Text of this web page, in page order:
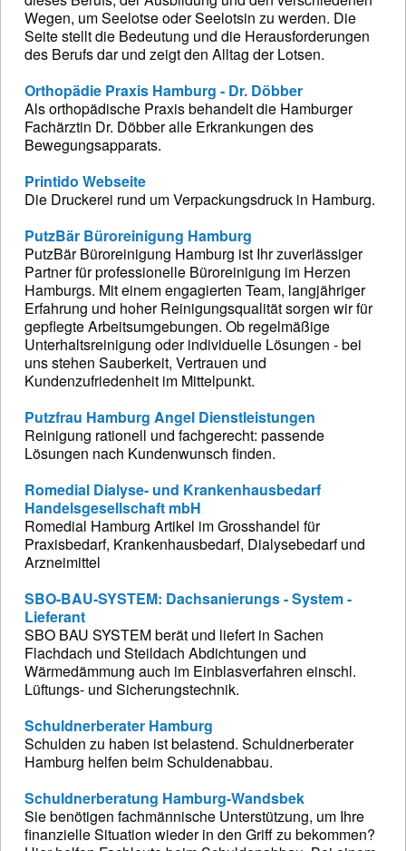
Wegen, um Seelotse oder Seelotsin zu werden. Die
Seite stellt die Bedeutung und die Herausforderungen
des Berufs dar und zeigt den Alltag der Lotsen.
Orthopädie Praxis Hamburg - Dr. Döbber
Als orthopädische Praxis behandelt die Hamburger
Fachärztin Dr. Döbber alle Erkrankungen des
Bewegungsapparats.
Printido Webseite
Die Druckerei rund um Verpackungsdruck in Hamburg.
PutzBär Büroreinigung Hamburg
PutzBär Büroreinigung Hamburg ist Ihr zuverlässiger
Partner für professionelle Büroreinigung im Herzen
Hamburgs. Mit einem engagierten Team, langjähriger
Erfahrung und hoher Reinigungsqualität sorgen wir für
gepflegte Arbeitsumgebungen. Ob regelmäßige
Unterhaltsreinigung oder individuelle Lösungen - bei
uns stehen Sauberkeit, Vertrauen und
Kundenzufriedenheit im Mittelpunkt.
Putzfrau Hamburg Angel Dienstleistungen
Reinigung rationell und fachgerecht: passende
Lösungen nach Kundenwunsch finden.
Romedial Dialyse- und Krankenhausbedarf
Handelsgesellschaft mbH
Romedial Hamburg Artikel im Grosshandel für
Praxisbedarf, Krankenhausbedarf, Dialysebedarf und
Arzneimittel
SBO-BAU-SYSTEM: Dachsanierungs - System -
Lieferant
SBO BAU SYSTEM berät und liefert in Sachen
Flachdach und Steildach Abdichtungen und
Wärmedämmung auch im Einblasverfahren einschl.
Lüftungs- und Sicherungstechnik.
Schuldnerberater Hamburg
Schulden zu haben ist belastend. Schuldnerberater
Hamburg helfen beim Schuldenabbau.
Schuldnerberatung Hamburg-Wandsbek
Sie benötigen fachmännische Unterstützung, um Ihre
finanzielle Situation wieder in den Griff zu bekommen?